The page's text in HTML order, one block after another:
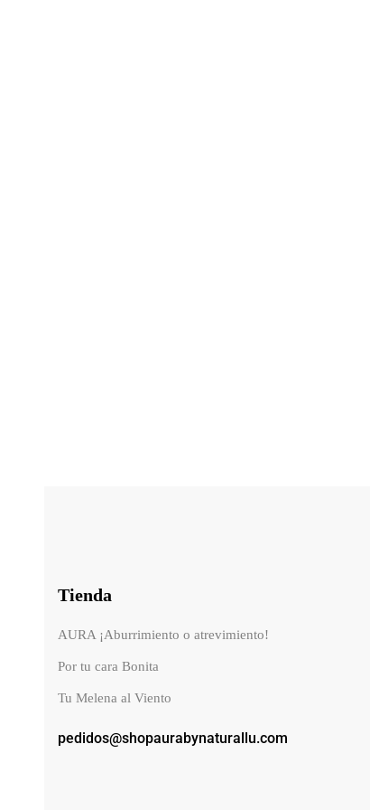
Tienda
AURA ¡Aburrimiento o atrevimiento!
Por tu cara Bonita
Tu Melena al Viento
pedidos@shopaurabynaturallu.com